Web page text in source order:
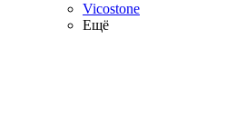
Vicostone
Ещё